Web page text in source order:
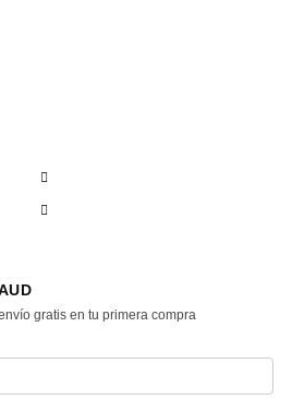
gratis en tu primera compra